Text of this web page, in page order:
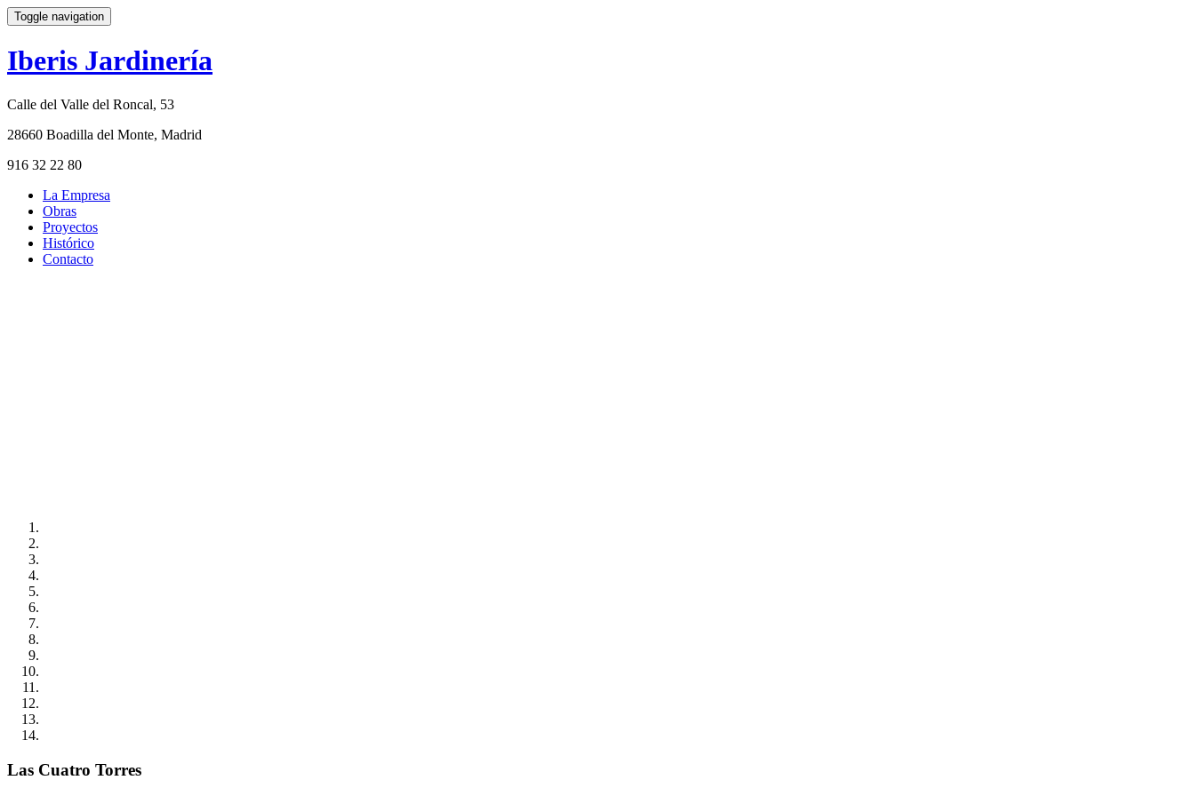
Toggle navigation
Iberis Jardinería
Calle del Valle del Roncal, 53
28660 Boadilla del Monte, Madrid
916 32 22 80
La Empresa
Obras
Proyectos
Histórico
Contacto
Las Cuatro Torres